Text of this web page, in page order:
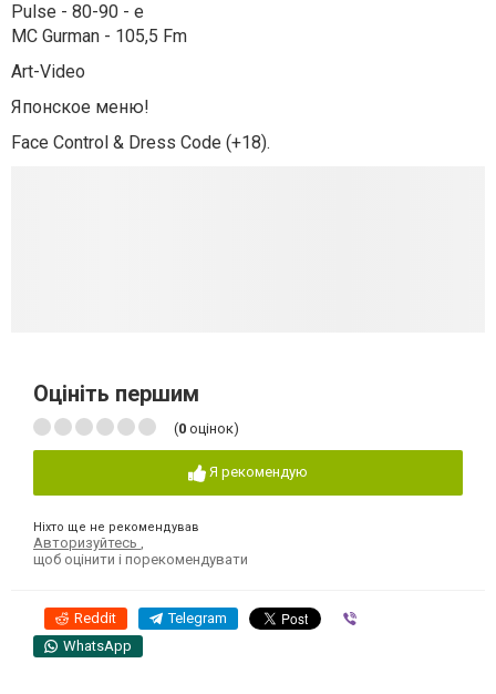
Pulse - 80-90 - е
MC Gurman - 105,5 Fm
Art-Video
Японское меню!
Face Control & Dress Code (+18).
Оцініть першим
(0 оцінок)
Я рекомендую
Ніхто ще не рекомендував
Авторизуйтесь
щоб оцінити і порекомендувати
Reddit Telegram
WhatsApp